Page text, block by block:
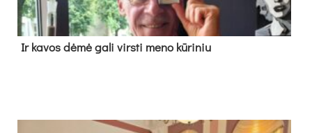
Ir ka­vos dė­mė ga­li virs­ti me­no kū­ri­niu